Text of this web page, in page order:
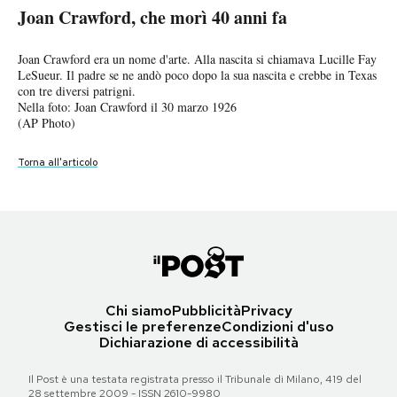
Notifiche mobile
Hai bisogno di aiuto?
Esci
Joan Crawford, che morì 40 anni fa
Joan Crawford era un nome d'arte. Alla nascita si chiamava Lucille Fay
LeSueur. Il padre se ne andò poco dopo la sua nascita e crebbe in Texas
con tre diversi patrigni.
Nella foto: Joan Crawford il 30 marzo 1926
(AP Photo)
Torna all'articolo
Torna all'articolo
sapendo che avrebbe avuto difficoltà a girare la scena la eseguì
nell'ultimo giorno di riprese, con un risultato molto realistico
Torna all'articolo
Wilmington, 1 maggio 1963
(AP Photo)
Torna all'articolo
Nella foto: Joan Crawford guarda sua figlia Christina allenarsi al piano,
luglio 1947
Torna all'articolo
I Blue Öyster Cult le hanno dedicato la canzone "Joan Crawford".
(General Photographic Agency/Getty Images)
Torna all'articolo
Chi siamoPubblicitàPrivacy
Gestisci le preferenzeCondizioni d'uso
Dichiarazione di accessibilità
Il Post è una testata registrata presso il Tribunale di Milano, 419 del
28 settembre 2009 - ISSN 2610-9980